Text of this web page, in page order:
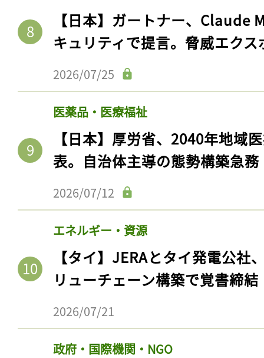
【日本】ガートナー、Claude
キュリティで提言。脅威エク
2026/07/25
医薬品・医療福祉
【日本】厚労省、2040年地域
表。自治体主導の態勢構築急務
2026/07/12
エネルギー・資源
【タイ】JERAとタイ発電公社
リューチェーン構築で覚書締結
2026/07/21
政府・国際機関・NGO